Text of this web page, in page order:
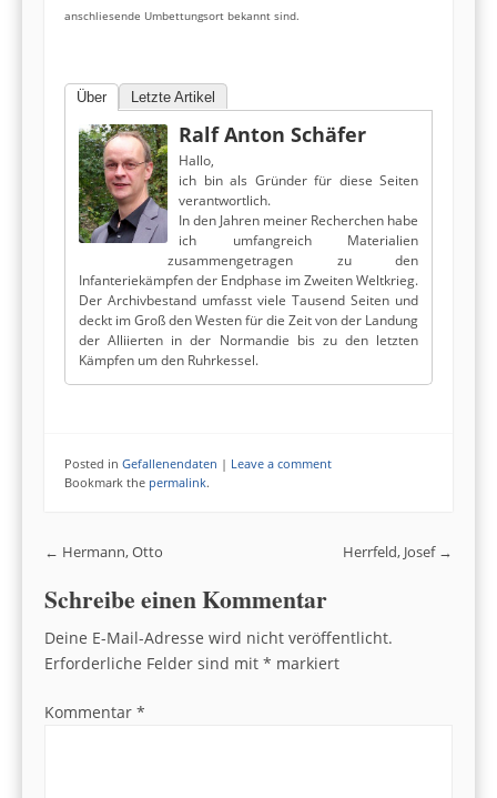
anschliesende Umbettungsort bekannt sind.
Über Letzte Artikel
Ralf Anton Schäfer
Hallo,
ich bin als Gründer für diese Seiten
verantwortlich.
In den Jahren meiner Recherchen habe
ich umfangreich Materialien
zusammengetragen zu den
Infanteriekämpfen der Endphase im Zweiten Weltkrieg.
Der Archivbestand umfasst viele Tausend Seiten und
deckt im Groß den Westen für die Zeit von der Landung
der Alliierten in der Normandie bis zu den letzten
Kämpfen um den Ruhrkessel.
Posted in Gefallenendaten | Leave a comment
Bookmark the permalink.
Post navigation
← Hermann, Otto Herrfeld, Josef →
Schreibe einen Kommentar
Deine E-Mail-Adresse wird nicht veröffentlicht.
Erforderliche Felder sind mit * markiert
Kommentar *